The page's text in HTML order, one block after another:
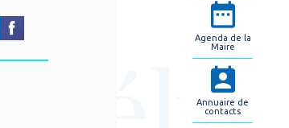
Agenda de la
Maire
Annuaire de
contacts